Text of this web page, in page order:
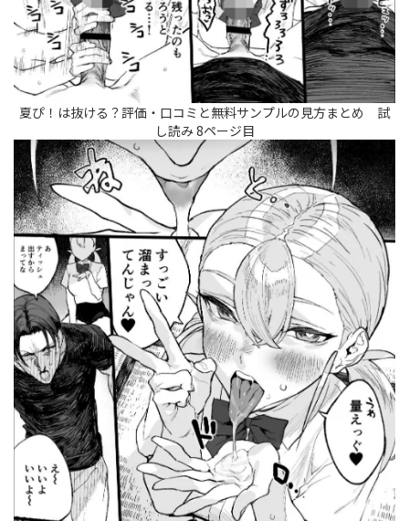
夏ぴ！は抜ける？評価・口コミと無料サンプルの見方まとめ 試
し読み 8ページ目